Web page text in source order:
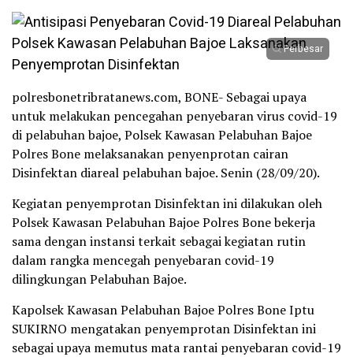
Perbesar
polresbonetribratanews.com, BONE- Sebagai upaya
untuk melakukan pencegahan penyebaran virus covid-19
di pelabuhan bajoe, Polsek Kawasan Pelabuhan Bajoe
Polres Bone melaksanakan penyenprotan cairan
Disinfektan diareal pelabuhan bajoe. Senin (28/09/20).
Kegiatan penyemprotan Disinfektan ini dilakukan oleh
Polsek Kawasan Pelabuhan Bajoe Polres Bone bekerja
sama dengan instansi terkait sebagai kegiatan rutin
dalam rangka mencegah penyebaran covid-19
dilingkungan Pelabuhan Bajoe.
Kapolsek Kawasan Pelabuhan Bajoe Polres Bone Iptu
SUKIRNO mengatakan penyemprotan Disinfektan ini
sebagai upaya memutus mata rantai penyebaran covid-19